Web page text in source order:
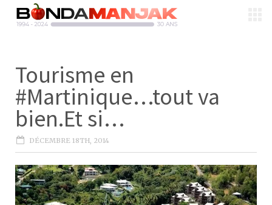
Tourisme en
#Martinique…tout va
bien.Et si…
DÉCEMBRE 18TH, 2014